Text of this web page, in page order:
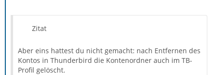
Zitat
Aber eins hattest du nicht gemacht: nach Entfernen des
Kontos in Thunderbird die Kontenordner auch im TB-
Profil gelöscht.